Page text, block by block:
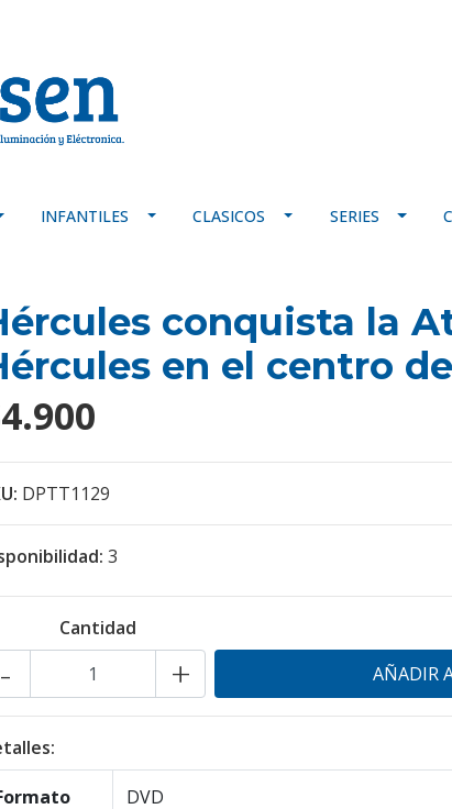
INFANTILES CLASICOS SERIES
conquista la
en el centro
DPTT1129
3
Cantidad
+
-
DVD